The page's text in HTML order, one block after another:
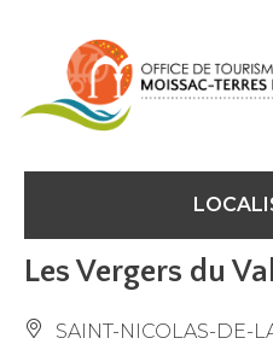
Les Vergers du
SAINT-NICOLAS-DE-